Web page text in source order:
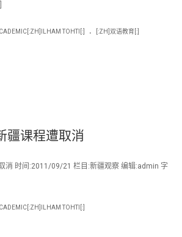
TOHTI[:] . [:ZH]双语教育[:]
疆课程遭取消
消 时间:2011/09/21 栏目:新疆观察 编辑:admin 字
TOHTI[:]